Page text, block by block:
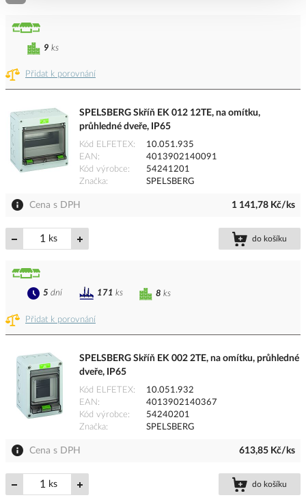
Přidat k porovnání
9 ks
SPELSBERG Skříň EK 012 12TE, na omítku,
průhledné dveře, IP65
Kód ELFETEX
10.051.935
EAN
4013902140091
Kód výrobce
54241201
Značka
SPELSBERG
Cena s DPH 1 141,78 Kč/ks
ks do košíku
Přidat k porovnání
8 ks
5 dní 171 ks
SPELSBERG Skříň EK 002 2TE, na omítku, průhledné
dveře, IP65
Kód ELFETEX
10.051.932
EAN
4013902140367
Kód výrobce
54240201
Značka
SPELSBERG
Cena s DPH 613,85 Kč/ks
ks do košíku